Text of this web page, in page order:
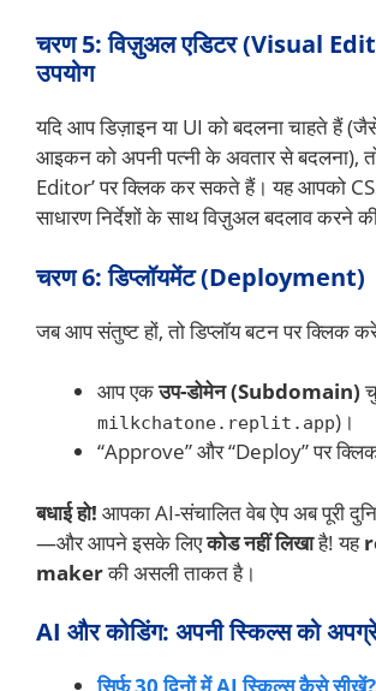
चरण 5: विज़ुअल एडिटर (Visual
उपयोग
यदि आप डिज़ाइन या UI को बदलना चाहते हैं
आइकन को अपनी पत्नी के अवतार से बदलना),
Editor’ पर क्लिक कर सकते हैं। यह आपको
साधारण निर्देशों के साथ विज़ुअल बदलाव करने
चरण 6: डिप्लॉयमेंट (Deployment)
जब आप संतुष्ट हों, तो डिप्लॉय बटन पर क्लिक
आप एकउप-डोमेन (Subdomain)
milkchatone.replit.app)।
“Approve” और “Deploy” पर
बधाई हो! आपका AI-संचालित वेब ऐप अब पूरी
—और आपने इसके लिएकोड नहीं लिखाहै! यह
makerकी असली ताकत है।
AI और कोडिंग: अपनी स्किल्स को